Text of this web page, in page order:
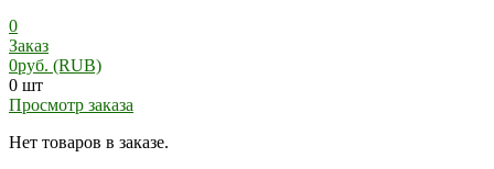
0
Заказ
0руб. (RUB)
0 шт
Просмотр заказа
Нет товаров в заказе.